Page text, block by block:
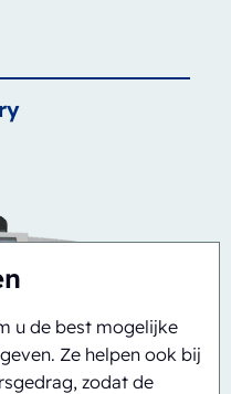
u de best mogelijke
Ze helpen ook bij
zodat de